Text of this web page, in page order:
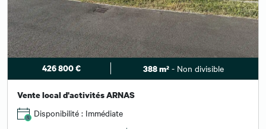
426 800 € 388 m² - Non divisible
Vente local d'activités ARNAS
Disponibilité : Immédiate